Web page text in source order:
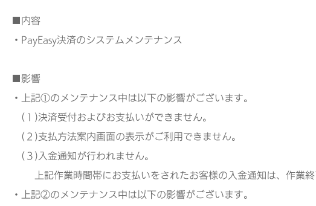
■内容
・PayEasy決済のシステムメンテナンス
■影響
・上記①のメンテナンス中は以下の影響がございます。
(１)決済受付およびお支払いができません。
(２)支払方法案内画面の表示がご利用できません。
(３)入金通知が行われません。
上記作業時間帯にお支払いをされたお客様の入金通知は、作業終
・上記②のメンテナンス中は以下の影響がございます。